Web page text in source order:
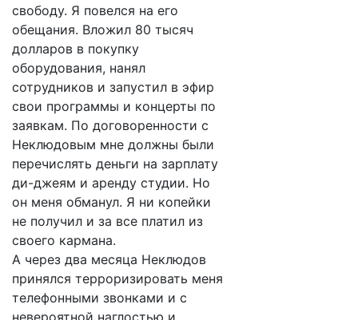
свободу. Я повелся на его
обещания. Вложил 80 тысяч
долларов в покупку
оборудования, нанял
сотрудников и запустил в эфир
свои программы и концерты по
заявкам. По договоренности с
Неклюдовым мне должны были
перечислять деньги на зарплату
ди-джеям и аренду студии. Но
он меня обманул. Я ни копейки
не получил и за все платил из
своего кармана.
А через два месяца Неклюдов
принялся терроризировать меня
телефонными звонками и с
невероятной наглостью и